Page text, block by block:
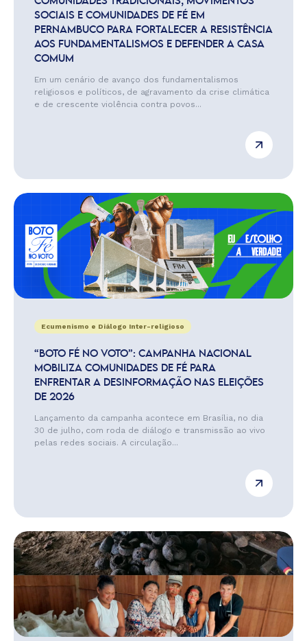
SOCIAIS E COMUNIDADES DE FÉ EM
PERNAMBUCO PARA FORTALECER A RESISTÊNCIA
AOS FUNDAMENTALISMOS E DEFENDER A CASA
COMUM
Em um cenário de avanço dos fundamentalismos
religiosos e políticos, de agravamento da crise climática
e de crescente violência contra povos...
Ecumenismo e Diálogo Inter-religioso
“BOTO FÉ NO VOTO”: CAMPANHA NACIONAL
MOBILIZA COMUNIDADES DE FÉ PARA
ENFRENTAR A DESINFORMAÇÃO NAS ELEIÇÕES
DE 2026
Lançamento da campanha acontece em Brasília, no dia
30 de julho, com roda de diálogo e transmissão ao vivo
pelas redes sociais. A circulação...